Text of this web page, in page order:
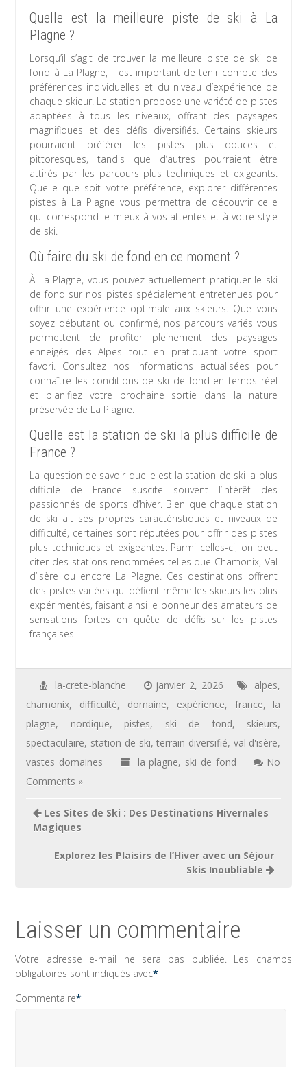
Quelle est la meilleure piste de ski à La
Plagne ?
Lorsqu’il s’agit de trouver la meilleure piste de ski de
fond à La Plagne, il est important de tenir compte des
préférences individuelles et du niveau d’expérience de
chaque skieur. La station propose une variété de pistes
adaptées à tous les niveaux, offrant des paysages
magnifiques et des défis diversifiés. Certains skieurs
pourraient préférer les pistes plus douces et
pittoresques, tandis que d’autres pourraient être
attirés par les parcours plus techniques et exigeants.
Quelle que soit votre préférence, explorer différentes
pistes à La Plagne vous permettra de découvrir celle
qui correspond le mieux à vos attentes et à votre style
de ski.
Où faire du ski de fond en ce moment ?
À La Plagne, vous pouvez actuellement pratiquer le ski
de fond sur nos pistes spécialement entretenues pour
offrir une expérience optimale aux skieurs. Que vous
soyez débutant ou confirmé, nos parcours variés vous
permettent de profiter pleinement des paysages
enneigés des Alpes tout en pratiquant votre sport
favori. Consultez nos informations actualisées pour
connaître les conditions de ski de fond en temps réel
et planifiez votre prochaine sortie dans la nature
préservée de La Plagne.
Quelle est la station de ski la plus difficile de
France ?
La question de savoir quelle est la station de ski la plus
difficile de France suscite souvent l’intérêt des
passionnés de sports d’hiver. Bien que chaque station
de ski ait ses propres caractéristiques et niveaux de
difficulté, certaines sont réputées pour offrir des pistes
plus techniques et exigeantes. Parmi celles-ci, on peut
citer des stations renommées telles que Chamonix, Val
d’Isère ou encore La Plagne. Ces destinations offrent
des pistes variées qui défient même les skieurs les plus
expérimentés, faisant ainsi le bonheur des amateurs de
sensations fortes en quête de défis sur les pistes
françaises.
la-crete-blanche janvier 2, 2026 alpes,
chamonix, difficulté, domaine, expérience, france, la
plagne, nordique, pistes, ski de fond, skieurs,
spectaculaire, station de ski,terrain diversifié, val d'isère,
vastes domaines
la plagne, ski de fond
No
Comments »
Navigation
de
Les Sites de Ski : Des Destinations Hivernales
Magiques
Explorez les Plaisirs de l’Hiver avec un Séjour
Skis Inoubliable
Laisser un commentaire
Votre adresse e-mail ne sera pas publiée. Les champs
obligatoires sont indiqués avec*
Commentaire*